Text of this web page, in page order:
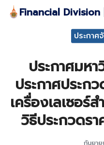
Skip Financial
ประกา
ประกาศมห
ประกาศประก
เครื่องเลเซอ
วิธีประกวดร
กันยา